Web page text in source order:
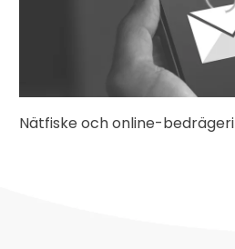
Nätfiske och online-bedrägeri